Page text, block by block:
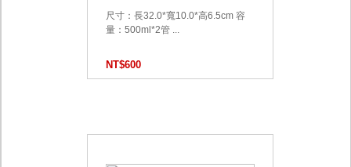
尺寸：長32.0*寬10.0*高6.5cm 容
量：500ml*2管 ...
NT$600